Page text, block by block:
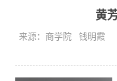
黄
来源：商学院 钱明霞